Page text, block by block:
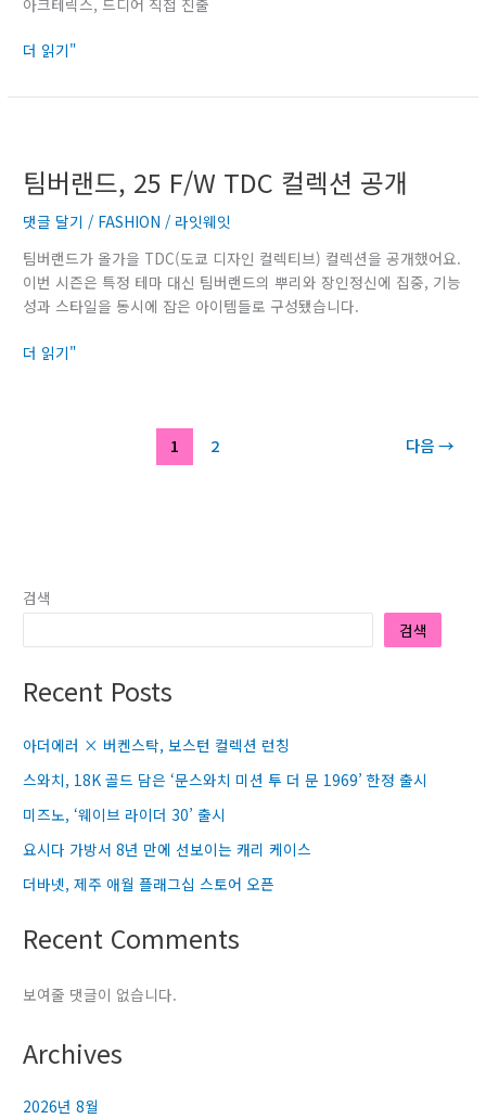
419
원
인
더 읽기"
팀버랜드, 25 F/W TDC 컬렉션 공개
댓글 달기 / FASHION / 라잇웨잇
팀버랜드가 올가을 TDC(도쿄 디자인 컬렉티브) 컬렉션을 공개했어요.
이번 시즌은 특정 테마 대신 팀버랜드의 뿌리와 장인정신에 집중, 기능
성과 스타일을 동시에 잡은 아이템들로 구성됐습니다.
랜
드,
25
F/W
TDC
컬
션
더 읽기"
1 2 다음→
검색
검색
Recent Posts
아더에러 × 버켄스탁, 보스턴 컬렉션 런칭
스와치, 18K 골드 담은 ‘문스와치 미션 투 더 문 1969’ 한정 출시
미즈노, ‘웨이브 라이더 30’ 출시
요시다 가방서 8년 만에 선보이는 캐리 케이스
더바넷, 제주 애월 플래그십 스토어 오픈
Recent Comments
보여줄 댓글이 없습니다.
Archives
2026년 8월